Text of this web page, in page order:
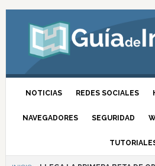
NOTICIAS REDES SOCIALES
NAVEGADORES SEGURIDAD